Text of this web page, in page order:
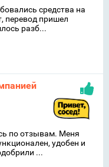
средства на
перевод пришел
разб...
по отзывам. Меня
удобен и
...